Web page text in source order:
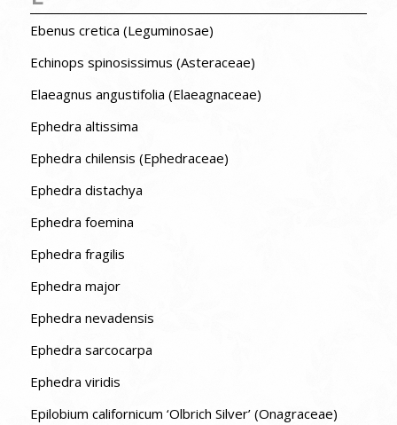
Ebenus cretica (Leguminosae)
Echinops spinosissimus (Asteraceae)
Elaeagnus angustifolia (Elaeagnaceae)
Ephedra altissima
Ephedra chilensis (Ephedraceae)
Ephedra distachya
Ephedra foemina
Ephedra fragilis
Ephedra major
Ephedra nevadensis
Ephedra sarcocarpa
Ephedra viridis
Epilobium californicum ‘Olbrich Silver’ (Onagraceae)